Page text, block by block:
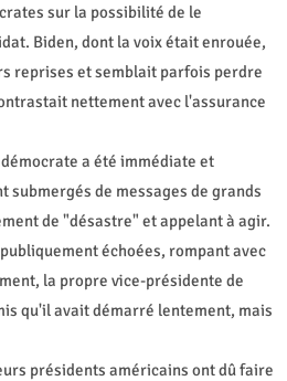
sur la possibilité de le
Biden, dont la voix était enrouée,
reprises et semblait parfois perdre
nettement avec l'assurance
a été immédiate et
submergés de messages de grands
de "désastre" et appelant à agir.
échoées, rompant avec
la propre vice-présidente de
qu'il avait démarré lentement, mais
présidents américains ont dû faire